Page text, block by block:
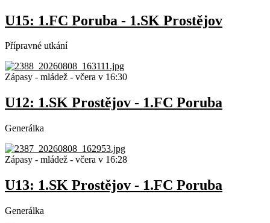
U15: 1.FC Poruba - 1.SK Prostějov
Přípravné utkání
Zápasy - mládež - včera v 16:30
U12: 1.SK Prostějov - 1.FC Poruba
Generálka
Zápasy - mládež - včera v 16:28
U13: 1.SK Prostějov - 1.FC Poruba
Generálka